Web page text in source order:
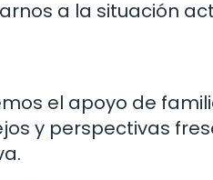
a la situación
el apoyo de
y perspectivas